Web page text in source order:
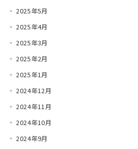
2025年5月
2025年4月
2025年3月
2025年2月
2025年1月
2024年12月
2024年11月
2024年10月
2024年9月